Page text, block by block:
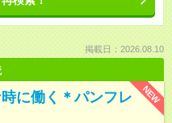
掲載日：2026.08.10
NEW
に働く＊パンフレ